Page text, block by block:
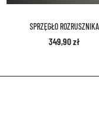
SPRZĘGŁO ROZRUSZNIKA
349,90 zł